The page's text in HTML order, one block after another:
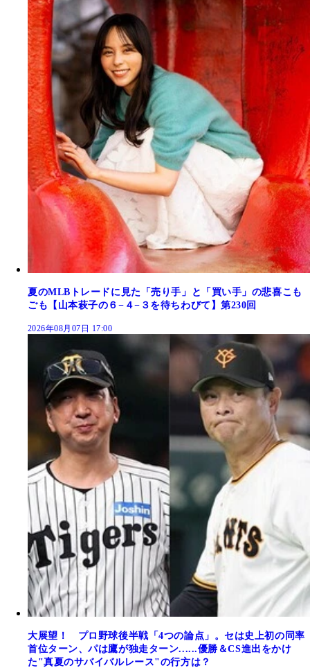
夏のMLBトレードに見た「売り手」と「買い手」の悲喜こも
ごも【山本萩子の６−４−３を待ちわびて】第230回
2026年08月07日 17:00
大展望！ プロ野球後半戦「4つの論点」。セは史上初の同率
首位ターン、パは鷹が独走ターン......優勝＆CS進出をかけ
た"真夏のサバイバルレース"の行方は？